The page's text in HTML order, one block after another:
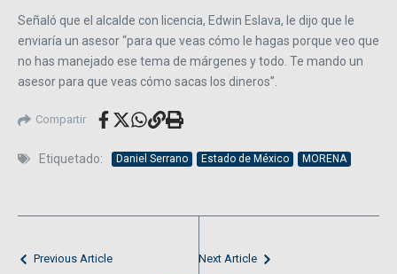
Señaló que el alcalde con licencia, Edwin Eslava, le dijo que le
enviaría un asesor “para que veas cómo le hagas porque veo que
no has manejado ese tema de márgenes y todo. Te mando un
asesor para que veas cómo sacas los dineros”.
Compartir
Etiquetado: Daniel Serrano Estado de México MORENA
Previous Article Next Article